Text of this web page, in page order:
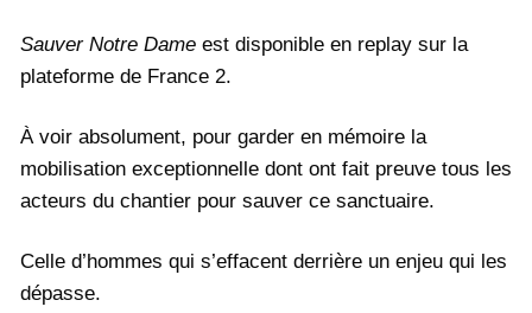
Sauver Notre Dame est disponible en replay sur la
plateforme de France 2.
À voir absolument, pour garder en mémoire la
mobilisation exceptionnelle dont ont fait preuve tous les
acteurs du chantier pour sauver ce sanctuaire.
Celle d’hommes qui s’effacent derrière un enjeu qui les
dépasse.